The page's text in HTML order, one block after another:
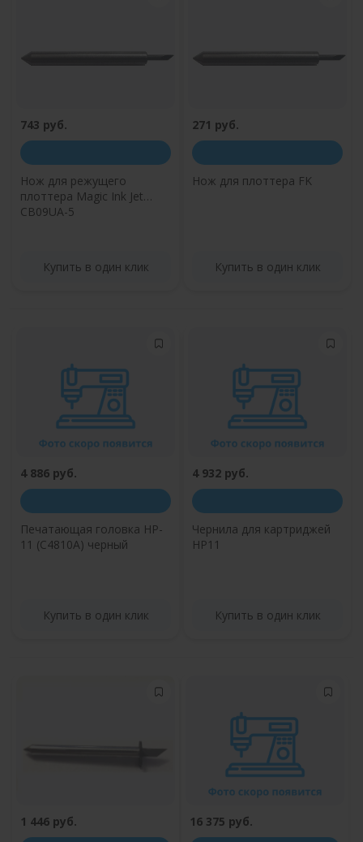
743 руб.
Нож для режущего
плоттера Magic Ink Jet
CB09UA-5
Купить в один клик
271 руб.
Нож для плоттера FK
Купить в один клик
4 886 руб.
Печатающая головка HP-
11 (C4810A) черный
Купить в один клик
4 932 руб.
Чернила для картриджей
HP11
Купить в один клик
1 446 руб. 16 375 руб.